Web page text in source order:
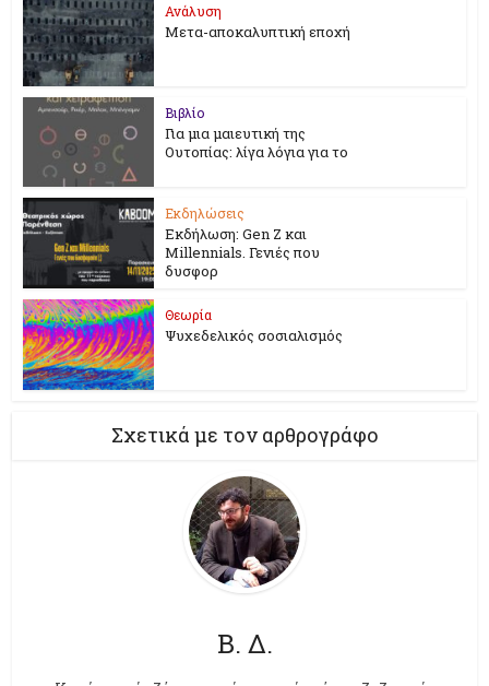
Ανάλυση
Μετα-αποκαλυπτική εποχή
Βιβλίο
Για μια μαιευτική της
Ουτοπίας: λίγα λόγια για το
Εκδηλώσεις
Εκδήλωση: Gen Z και
Millennials. Γενιές που
δυσφορ
Θεωρία
Ψυχεδελικός σοσιαλισμός
Σχετικά με τον αρθρογράφο
Β. Δ.